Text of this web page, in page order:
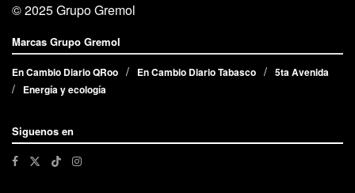
© 2025Grupo Gremol
Marcas Grupo Gremol
En Cambio Diario QRoo En Cambio Diario Tabasco
5ta Avenida
Energía y ecología
Siguenos en